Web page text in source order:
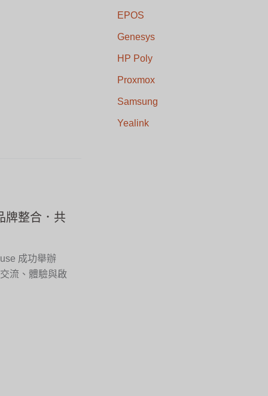
牌整合．共
成功舉辦
流、體驗與啟
EPOS
Genesys
HP Poly
Proxmox
Samsung
Yealink